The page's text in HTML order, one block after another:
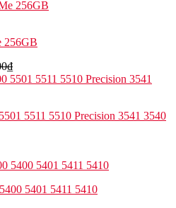
256GB
₫
5511 5510 Precision 3541 3540
5401 5411 5410